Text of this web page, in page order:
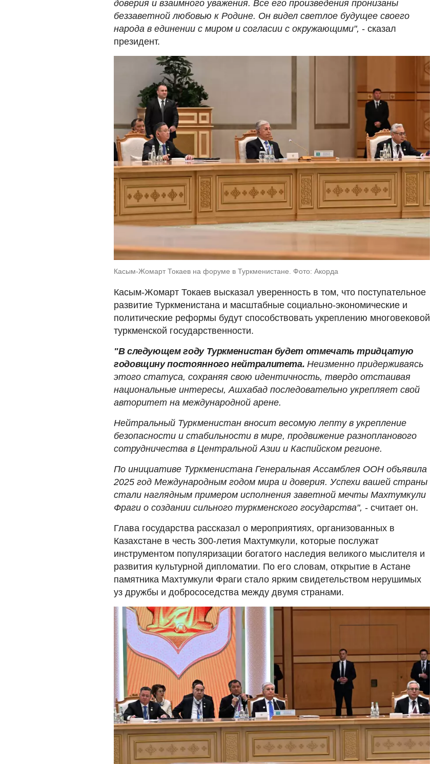
доверия и взаимного уважения. Все его произведения пронизаны
беззаветной любовью к Родине. Он видел светлое будущее своего
народа в единении с миром и согласии с окружающими", - сказал
президент.
Касым-Жомарт Токаев на форуме в Туркменистане. Фото: Акорда
Касым-Жомарт Токаев высказал уверенность в том, что поступательное
развитие Туркменистана и масштабные социально-экономические и
политические реформы будут способствовать укреплению многовековой
туркменской государственности.
"В следующем году Туркменистан будет отмечать тридцатую
годовщину постоянного нейтралитета.Неизменно придерживаясь
этого статуса, сохраняя свою идентичность, твердо отстаивая
национальные интересы, Ашхабад последовательно укрепляет свой
авторитет на международной арене.
Нейтральный Туркменистан вносит весомую лепту в укрепление
безопасности и стабильности в мире, продвижение разнопланового
сотрудничества в Центральной Азии и Каспийском регионе.
По инициативе Туркменистана Генеральная Ассамблея ООН объявила
2025 год Международным годом мира и доверия. Успехи вашей страны
стали наглядным примером исполнения заветной мечты Махтумкули
Фраги о создании сильного туркменского государства", - считает он.
Глава государства рассказал о мероприятиях, организованных в
Казахстане в честь 300-летия Махтумкули, которые послужат
инструментом популяризации богатого наследия великого мыслителя и
развития культурной дипломатии. По его словам, открытие в Астане
памятника Махтумкули Фраги стало ярким свидетельством нерушимых
уз дружбы и добрососедства между двумя странами.